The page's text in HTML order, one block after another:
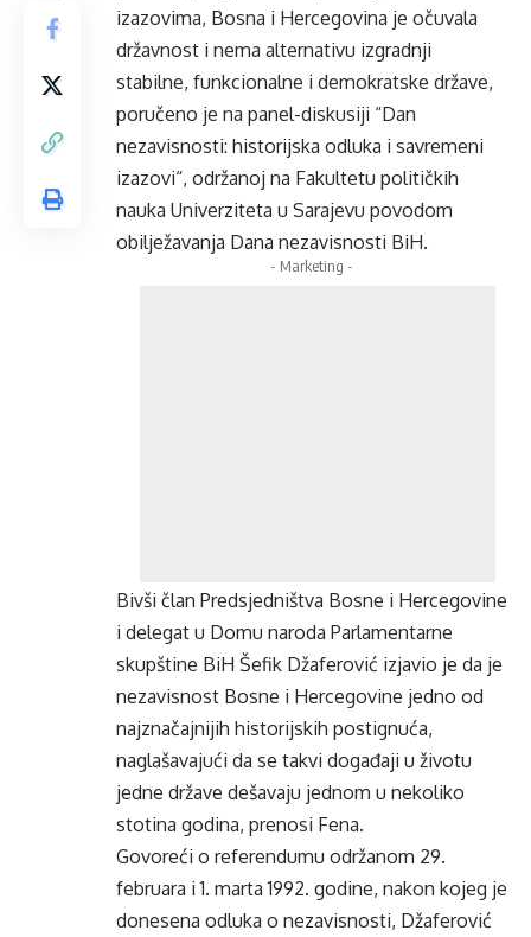
izazovima, Bosna i Hercegovina je očuvala
državnost i nema alternativu izgradnji
stabilne, funkcionalne i demokratske države,
poručeno je na panel-diskusiji “Dan
nezavisnosti: historijska odluka i savremeni
izazovi“, održanoj na Fakultetu političkih
nauka Univerziteta u Sarajevu povodom
obilježavanja Dana nezavisnosti BiH.
- Marketing -
Bivši član Predsjedništva Bosne i Hercegovine
i delegat u Domu naroda Parlamentarne
skupštine BiH Šefik Džaferović izjavio je da je
nezavisnost Bosne i Hercegovine jedno od
najznačajnijih historijskih postignuća,
naglašavajući da se takvi događaji u životu
jedne države dešavaju jednom u nekoliko
stotina godina, prenosi Fena.
Govoreći o referendumu održanom 29.
februara i 1. marta 1992. godine, nakon kojeg je
donesena odluka o nezavisnosti, Džaferović